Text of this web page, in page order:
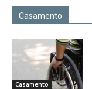
Casamento
Casamento